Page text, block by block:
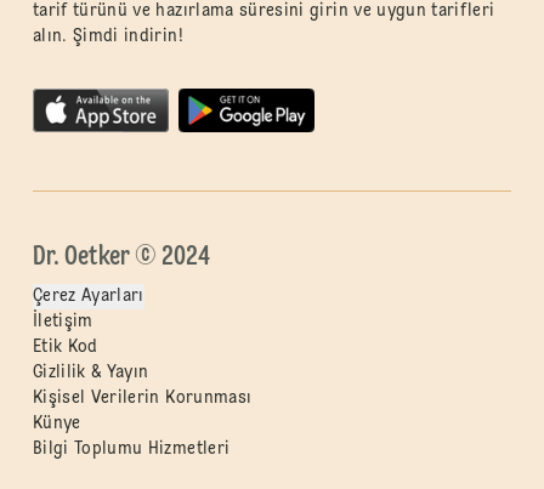
tarif türünü ve hazırlama süresini girin ve uygun tarifleri
alın. Şimdi indirin!
Dr. Oetker © 2024
Çerez Ayarları
İletişim
Etik Kod
Gizlilik & Yayın
Kişisel Verilerin Korunması
Künye
Bilgi Toplumu Hizmetleri